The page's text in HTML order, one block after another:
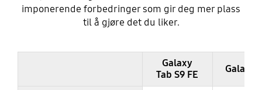
imponerende forbedringer som gir deg mer plass
til å gjøre det du liker.
Galaxy
Tab S9 FE
Galaxy